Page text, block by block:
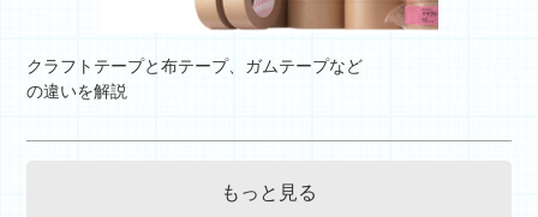
クラフトテープと布テープ、ガムテープなど
の違いを解説
もっと見る